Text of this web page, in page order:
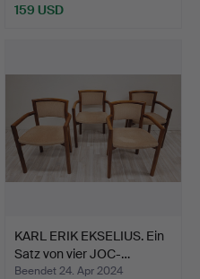
159 USD
KARL ERIK EKSELIUS. Ein
Satz von vier JOC-…
Beendet 24. Apr 2024